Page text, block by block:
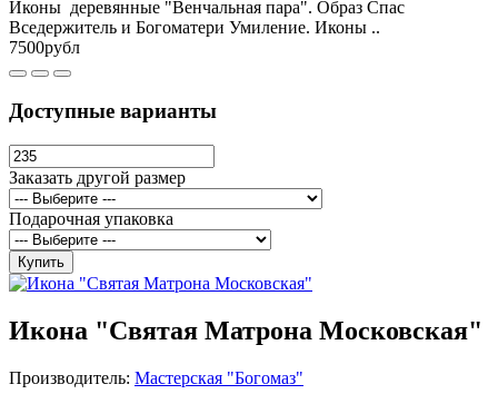
Иконы деревянные "Венчальная пара". Образ Спас
Вседержитель и Богоматери Умиление. Иконы ..
7500рубл
Доступные варианты
Заказать другой размер
Подарочная упаковка
Купить
Икона "Святая Матрона Московская"
Производитель: Мастерская "Богомаз"